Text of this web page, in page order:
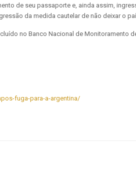
de seu passaporte e, ainda assim,
da medida cautelar de não deixar o
no Banco Nacional de Monitoramento
fuga-para-a-argentina/